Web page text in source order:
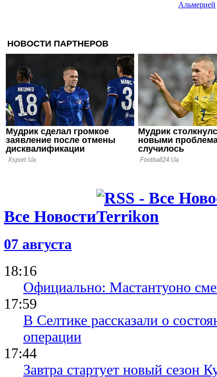
Альмерией
08.06.26 09:40
Малага
к
07.06.26 16:16
Выборы
сенсация
Все Новости
07 августа
18:16
Официально: Мастантуоно
17:59
В Селтике рассказали о
операции
17:44
Завтра стартует новый сезон